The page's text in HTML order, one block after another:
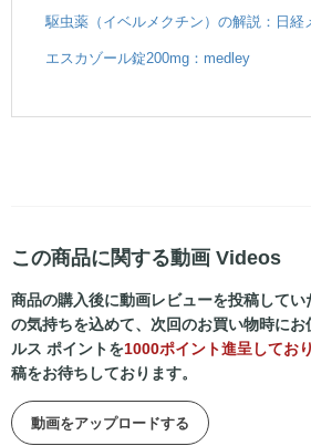
駆虫薬（イベルメクチン）の解説：日経
エスカゾール錠200mg：medley
この商品に関する動画 Videos
商品の購入後に動画レビューを投稿して
の気持ちを込めて、次回のお買い物時に
ルス ポイントを1000ポイント進呈しており
稿をお待ちしております。
動画をアップロードする